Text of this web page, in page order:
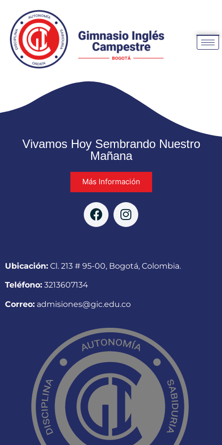
Vivamos Hoy Sembrando Nuestro
Mañana
Más Información
Ubicación: Cl. 213 # 95-00, Bogotá, Colombia.
Teléfono: 3213607134
Correo: admisiones@gic.edu.co